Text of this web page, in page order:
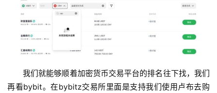
我们就能够顺着加密货币交易平台的排名往下找，我们
再看bybit。在bybitz交易所里面是支持我们使用卢布去购